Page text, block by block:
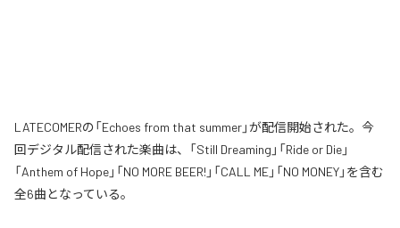
LATECOMERの「Echoes from that summer」が配信開始された。今
回デジタル配信された楽曲は、「Still Dreaming」「Ride or Die」
「Anthem of Hope」「NO MORE BEER!」「CALL ME」「NO MONEY」を含む
全6曲となっている。